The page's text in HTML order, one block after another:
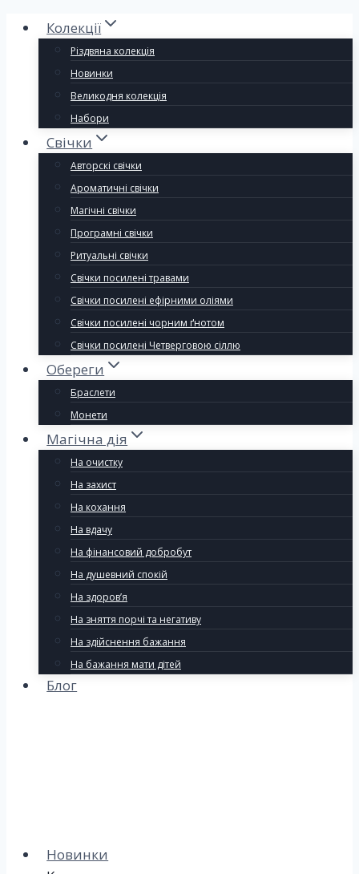
Колекції
Різдвяна колекція
Новинки
Великодня колекція
Набори
Свічки
Авторскі свічки
Ароматичні свічки
Магічні свічки
Програмні свічки
Ритуальні свічки
Свічки посилені травами
Свічки посилені ефірними оліями
Свічки посилені чорним ґнотом
Свічки посилені Четверговою сіллю
Обереги
Браслети
Монети
Магічна дія
На очистку
На захист
На кохання
На вдачу
На фінансовий добробут
На душевний спокій
На здоров’я
На зняття порчі та негативу
На здійснення бажання
На бажання мати дітей
Блог
Новинки